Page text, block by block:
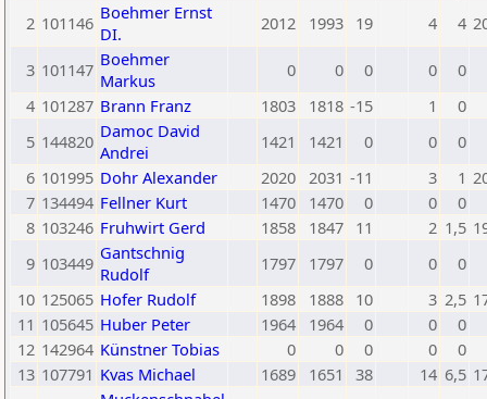
2 101146 Boehmer Ernst
DI.
2012 1993 19 4 4
3 101147 Boehmer
Markus
0 0 0 0
0
4 101287 Brann Franz 1803 1818 -15 1
0
5 144820 Damoc David
Andrei
1421 1421 0 0
0
6 101995 Dohr Alexander 2020 2031 -11 3 1
7 134494 Fellner Kurt 1470 1470 0 0
0
8 103246 Fruhwirt Gerd 1858 1847 11 2 1,5
9 103449 Gantschnig
Rudolf
1797 1797 0 0
0
10 125065 Hofer Rudolf 1898 1888 10 3 2,5
11 105645 Huber Peter 1964 1964 0 0
0
12 142964 Künstner Tobias 0 0 0 0
0
13 107791 Kvas Michael 1689 1651 38 14 6,5